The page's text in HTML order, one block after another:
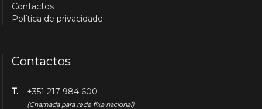
Contactos
Política de privacidade
Contactos
T. +351 217 984 600
(Chamada para rede fixa nacional)